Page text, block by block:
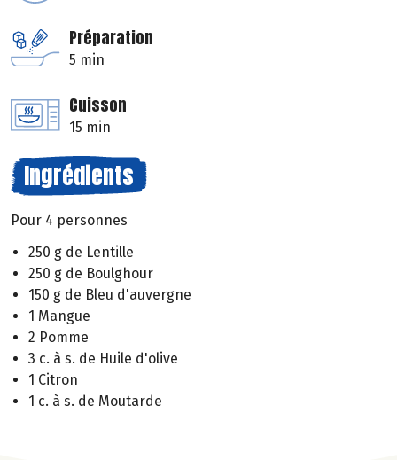
Préparation
5 min
Cuisson
15 min
Ingrédients
Pour 4 personnes
250 g de Lentille
250 g de Boulghour
150 g de Bleu d'auvergne
1 Mangue
2 Pomme
3 c. à s. de Huile d'olive
1 Citron
1 c. à s. de Moutarde